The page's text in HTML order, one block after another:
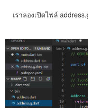
เราลองเปิดไฟล์